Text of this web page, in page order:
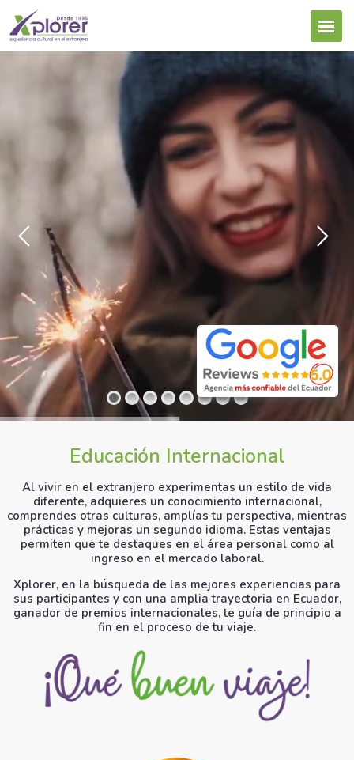
Educación Internacional
Al vivir en el extranjero experimentas un estilo de vida
diferente, adquieres un conocimiento internacional,
comprendes otras culturas, amplías tu perspectiva, mientras
prácticas y mejoras un segundo idioma. Estas ventajas
permiten que te destaques en el área personal como al
ingreso en el mercado laboral.
Xplorer, en la búsqueda de las mejores experiencias para
sus participantes y con una amplia trayectoria en Ecuador,
ganador de premios internacionales, te guía de principio a
fin en el proceso de tu viaje.